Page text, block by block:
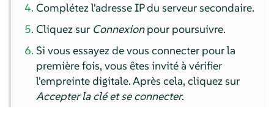
Complétez l'adresse IP du serveur secondaire.
Cliquez sur Connexionpour poursuivre.
Si vous essayez de vous connecter pour la
première fois, vous êtes invité à vérifier
l'empreinte digitale. Après cela, cliquez sur
Accepter la clé et se connecter.